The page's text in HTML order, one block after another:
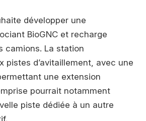
développer une
BioGNC et recharge
camions. La station
pistes d’avitaillement, avec une
une extension
pourrait notamment
piste dédiée à un autre